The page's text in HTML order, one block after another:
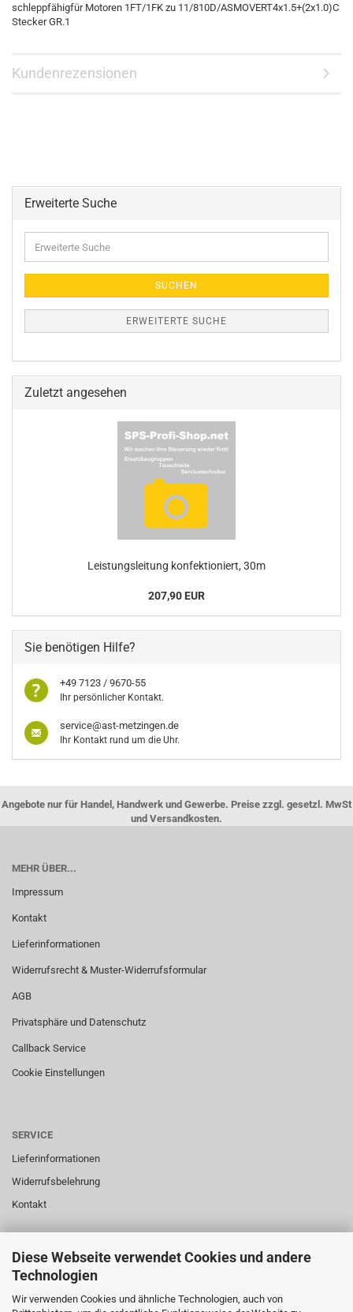
Diese Webseite verwendet Cookies und andere
Technologien
Wir verwenden Cookies und ähnliche Technologien, auch von
schleppfähigfür Motoren 1FT/1FK zu 11/810D/ASMOVERT4x1.5+(2x1.0)C
Stecker GR.1
Kundenrezensionen
Erweiterte Suche
Suche
SUCHEN
ERWEITERTE SUCHE
Zuletzt angesehen
Leistungsleitung konfektioniert, 30m
207,90 EUR
Sie benötigen Hilfe?
+49 7123 / 9670-55
Ihr persönlicher Kontakt.
service@ast-metzingen.de
Ihr Kontakt rund um die Uhr.
Angebote nur für Handel, Handwerk und Gewerbe. Preise zzgl. gesetzl. MwSt
und Versandkosten.
MEHR ÜBER...
Impressum
Kontakt
Lieferinformationen
Widerrufsrecht & Muster-Widerrufsformular
AGB
Privatsphäre und Datenschutz
Callback Service
Cookie Einstellungen
SERVICE
Lieferinformationen
Widerrufsbelehrung
Kontakt
SERVICE